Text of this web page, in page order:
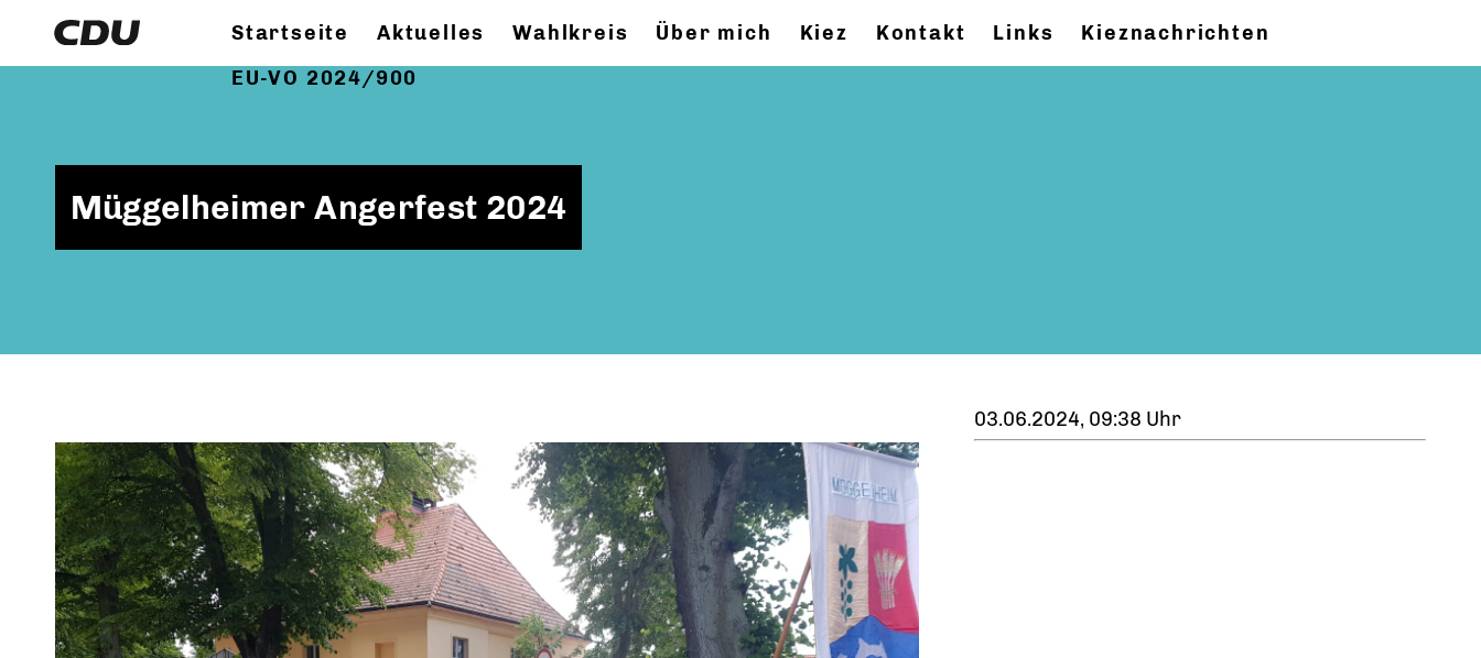
Startseite Aktuelles Wahlkreis Über mich Kiez Kontakt Links
Kieznachrichten
EU-VO 2024/900
Müggelheimer Angerfest 2024
03.06.2024, 09:38 Uhr